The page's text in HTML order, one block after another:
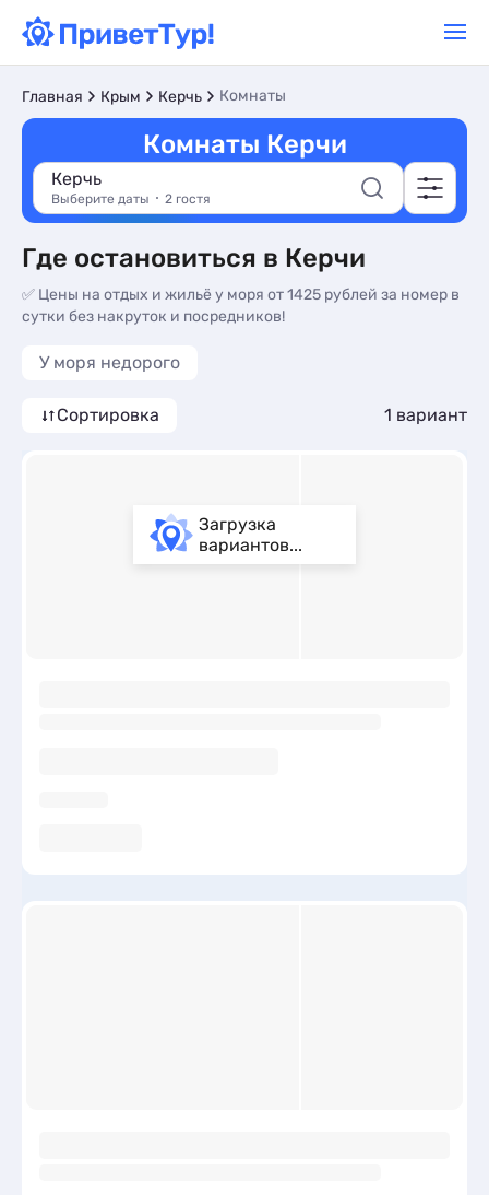
Главная Крым Керчь Комнаты
Комнаты Керчи
Керчь
Выберите даты 2 гостя
Где остановиться в Керчи
✅ Цены на отдых и жильё у моря от 1425 рублей за номер в
сутки без накруток и посредников!
У моря недорого
Сортировка 1 вариант
Загрузка
вариантов...